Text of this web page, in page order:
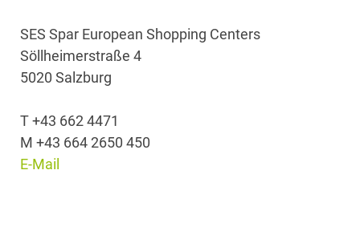
SES Spar European Shopping Centers
Söllheimerstraße 4
5020 Salzburg
T +43 662 4471
M +43 664 2650 450
E-Mail